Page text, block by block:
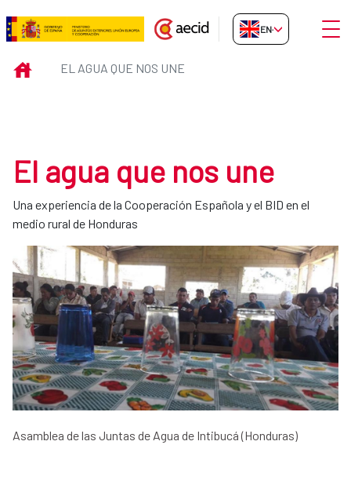
Skip to Main Content
El agua que nos une
EN-GB
INICIOEL AGUA QUE NOS UNE
El agua que nos une
Una experiencia de la Cooperación Española y el BID en el
medio rural de Honduras
Asamblea de las Juntas de Agua de Intibucá (Honduras)